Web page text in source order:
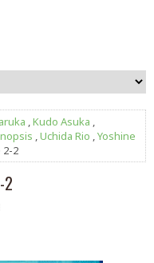
,Kudo Asuka ,
,Uchida Rio ,Yoshine
2-2
2